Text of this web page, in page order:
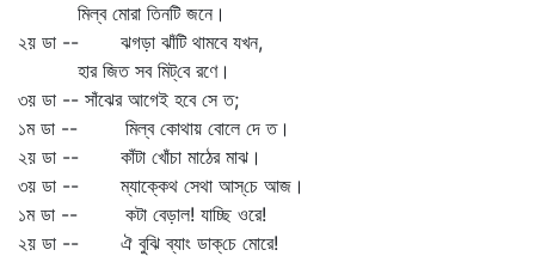
মিল্‌ব মোরা তিনটি জনে।
২য় ডা -- ঝগড়া ঝাঁটি থামবে যখন,
হার জিত সব মিট্‌বে রণে।
৩য় ডা -- সাঁঝের আগেই হবে সে ত;
১ম ডা -- মিল্‌ব কোথায় বোলে দে ত।
২য় ডা -- কাঁটা খোঁচা মাঠের মাঝ।
৩য় ডা -- ম্যাক্কেথ সেথা আস্‌চে আজ।
১ম ডা -- কটা বেড়াল! যাচ্ছি ওরে!
২য় ডা -- ঐ বুঝি ব্যাং ডাক্‌চে মোরে!